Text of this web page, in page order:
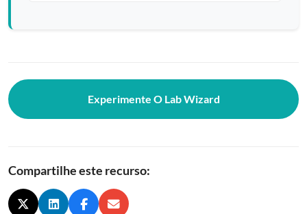
Experimente O Lab Wizard
Compartilhe este recurso: